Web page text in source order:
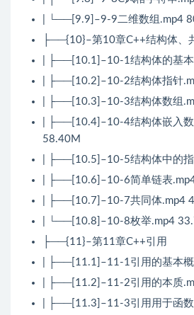
| └──[9.9]–9-9二维数组.mp4
├──{10}–第10章C++结构体、
| ├──[10.1]–10-1结构体的基
| ├──[10.2]–10-2结构体指针
| ├──[10.3]–10-3结构体数组
| ├──[10.4]–10-4结构体嵌入
58.40M
| ├──[10.5]–10-5结构体中的
| ├──[10.6]–10-6简单链表
| ├──[10.7]–10-7共同体.mp4
| └──[10.8]–10-8枚举.mp4
├──{11}–第11章C++引用
| ├──[11.1]–11-1引用的基本
| ├──[11.2]–11-2引用的本质
| ├──[11.3]–11-3引用用于函